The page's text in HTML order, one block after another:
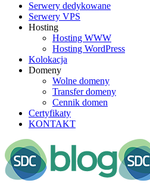
Serwery dedykowane
Serwery VPS
Hosting
Hosting WWW
Hosting WordPress
Kolokacja
Domeny
Wolne domeny
Transfer domeny
Cennik domen
Certyfikaty
KONTAKT